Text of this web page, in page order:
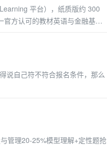
平台），纸质版约 300
方认可的教材英语与金融基础
说自己符不符合报名条件，那么
管理20-25%模型理解+定性题抢